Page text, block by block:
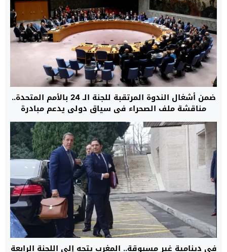
ضمن أشغال الندوة المرتقبة للجنة الـ 24 بالأمم المتحدة..
مناقشة ملف الصحراء في سياق دولي يدعم مبادرة
الحكم الذاتي المغربية
في دينامية غير مسبوقة.. المغرب يتجه إلى اللجنة الرابعة